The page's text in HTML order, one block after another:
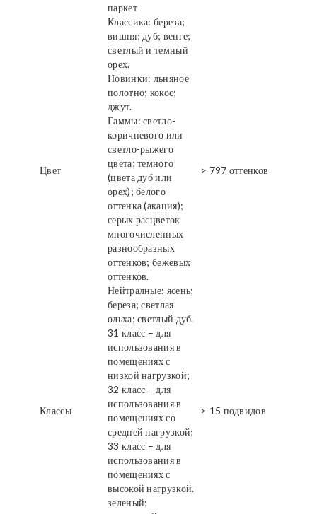
паркет
Цвет
Классика: береза;
вишня; дуб; венге;
светлый и темный
орех.
Новинки: льняное
полотно; кокос;
джут.
Гаммы: светло-
коричневого или
светло-рыжего
цвета; темного
(цвета дуб или
орех); белого
оттенка (акация);
серых расцветок
многочисленных
разнообразных
оттенков; бежевых
оттенков.
Нейтралные: ясень;
береза; светлая
ольха; светлый дуб.
> 797 оттенков
Классы
31 класс – для
использования в
помещениях с
низкой нагрузкой;
32 класс – для
использования в
помещениях со
средней нагрузкой;
33 класс – для
использования в
помещениях с
высокой нагрузкой.
> 15 подвидов
зеленый;